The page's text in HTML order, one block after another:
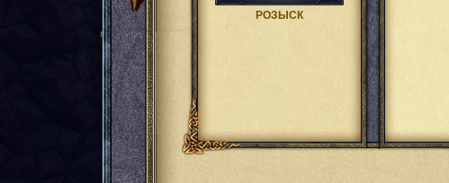
РОЗЫСК